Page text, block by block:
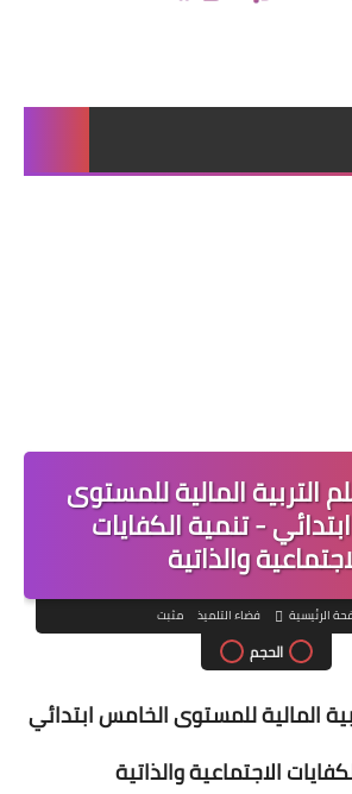
التربية المالية للمستوى
- تنمية الكفايات
والذاتية
الرئيسية فضاء التلميذ مثبت
الحجم
المالية للمستوى الخامس ابتدائي
الاجتماعية والذاتية